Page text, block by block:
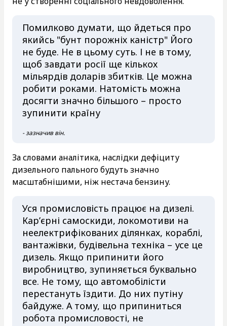
Помилково думати, що йдеться про
якийсь "бунт порожніх каністр" Його
не буде. Не в цьому суть. І не в тому,
щоб завдати росії ще кількох
мільярдів доларів збитків. Це можна
робити роками. Натомість можна
досягти значно більшого – просто
зупинити країну
- зазначив він.
За словами аналітика, наслідки дефіциту
дизельного пального будуть значно
масштабнішими, ніж нестача бензину.
Уся промисловість працює на дизелі.
Кар’єрні самоскиди, локомотиви на
неелектрифікованих ділянках, кораблі,
вантажівки, будівельна техніка – усе це
дизель. Якщо припинити його
виробництво, зупиняється буквально
все. Не тому, що автомобілісти
перестануть їздити. До них путіну
байдуже. А тому, що припиниться
робота промисловості, не